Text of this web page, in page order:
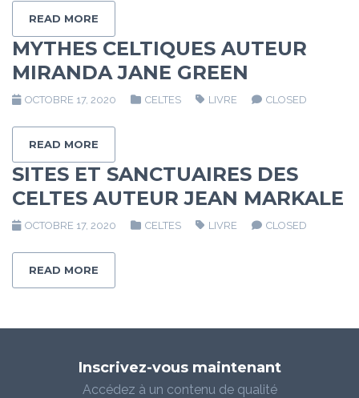
READ MORE
MYTHES CELTIQUES AUTEUR
MIRANDA JANE GREEN
OCTOBRE 17, 2020 CELTES LIVRE CLOSED
READ MORE
SITES ET SANCTUAIRES DES
CELTES AUTEUR JEAN MARKALE
OCTOBRE 17, 2020 CELTES LIVRE CLOSED
READ MORE
Inscrivez-vous maintenant
Accédez à un contenu de qualité